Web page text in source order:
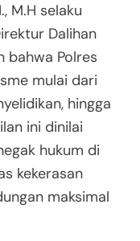
M.H selaku
Dalihan
bahwa Polres
mulai dari
hingga
ini dinilai
hukum di
kekerasan
maksimal